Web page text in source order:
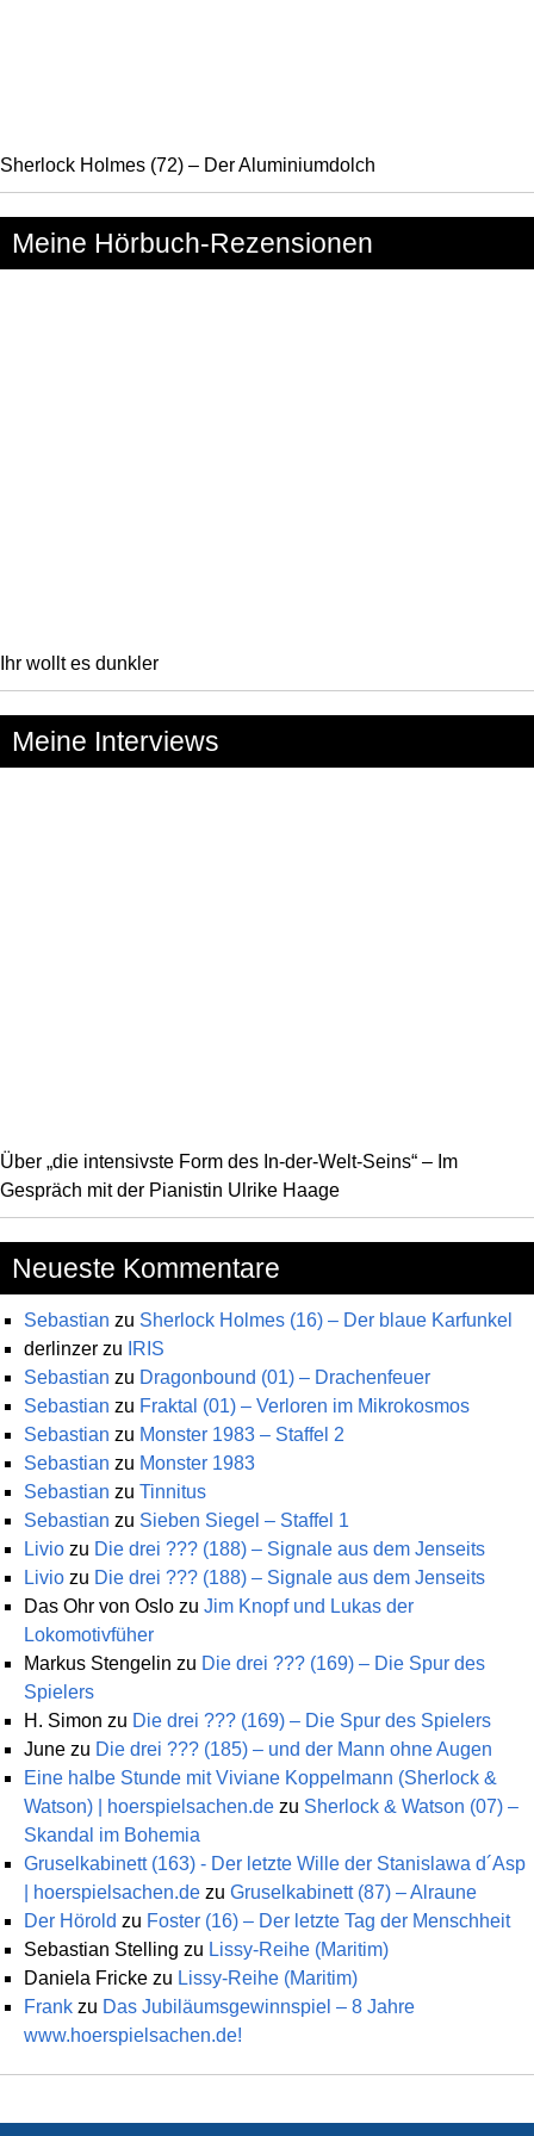
Sherlock Holmes (72) – Der Aluminiumdolch
Meine Hörbuch-Rezensionen
Ihr wollt es dunkler
Meine Interviews
Über „die intensivste Form des In-der-Welt-Seins“ – Im
Gespräch mit der Pianistin Ulrike Haage
Neueste Kommentare
Sebastian zu Sherlock Holmes (16) – Der blaue Karfunkel
derlinzer zu
IRIS
Sebastian zu Dragonbound (01) – Drachenfeuer
Sebastian zu Fraktal (01) – Verloren im Mikrokosmos
Sebastian zu Monster 1983 – Staffel 2
Sebastian zu Monster 1983
Sebastian zu Tinnitus
Sebastian zu Sieben Siegel – Staffel 1
Livio zu Die drei ??? (188) – Signale aus dem Jenseits
Livio zu Die drei ??? (188) – Signale aus dem Jenseits
Das Ohr von Oslo zu Jim Knopf und Lukas der
Lokomotivfüher
Markus Stengelin zu Die drei ??? (169) – Die Spur des
Spielers
H. Simon zu Die drei ??? (169) – Die Spur des Spielers
June zu Die drei ??? (185) – und der Mann ohne Augen
Eine halbe Stunde mit Viviane Koppelmann (Sherlock &
Watson) | hoerspielsachen.de zu Sherlock & Watson (07) –
Skandal im Bohemia
Gruselkabinett (163) - Der letzte Wille der Stanislawa d´Asp
| hoerspielsachen.de zu Gruselkabinett (87) – Alraune
Der Hörold zu Foster (16) – Der letzte Tag der Menschheit
Sebastian Stelling zu Lissy-Reihe (Maritim)
Daniela Fricke zu Lissy-Reihe (Maritim)
Frank zu Das Jubiläumsgewinnspiel – 8 Jahre
www.hoerspielsachen.de!